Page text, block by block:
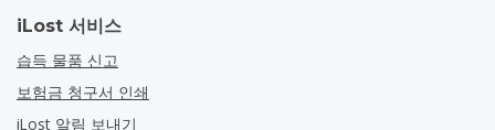
iLost 서비스
습득 물품 신고
보험금 청구서 인쇄
iLost 알림 보내기